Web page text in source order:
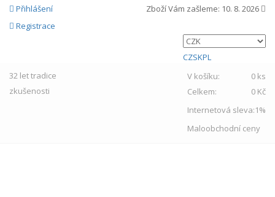
Přihlášení
Registrace
Zboží Vám zašleme: 10. 8. 2026
CZSKPL
32 lettradice
zkušenosti
V košíku:
0 ks
Celkem:
0 Kč
Internetová sleva:1%
Maloobchodní ceny